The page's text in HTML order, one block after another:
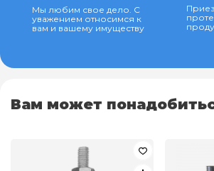
Мы любим свое дело. С
уважением относимся к
вам и вашему имуществу
Вам может